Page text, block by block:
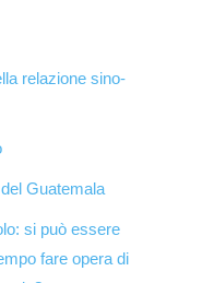
relazione sino-
Guatemala
si può essere
fare opera di